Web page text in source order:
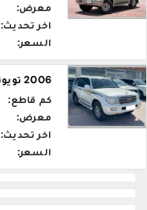
معرض:
اخر تحديث:
السعر:
2006 تويوتا لاند كروزر لند فى اكس ار ليمتد
كم قاطع:
معرض:
اخر تحديث:
السعر: